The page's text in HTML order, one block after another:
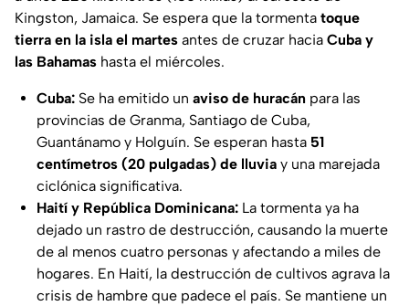
Kingston, Jamaica. Se espera que la tormenta toque
tierra en la isla el martes antes de cruzar hacia Cuba y
las Bahamas hasta el miércoles.
Cuba: Se ha emitido un aviso de huracán para las
provincias de Granma, Santiago de Cuba,
Guantánamo y Holguín. Se esperan hasta 51
centímetros (20 pulgadas) de lluvia y una marejada
ciclónica significativa.
Haití y República Dominicana: La tormenta ya ha
dejado un rastro de destrucción, causando la muerte
de al menos cuatro personas y afectando a miles de
hogares. En Haití, la destrucción de cultivos agrava la
crisis de hambre que padece el país. Se mantiene un